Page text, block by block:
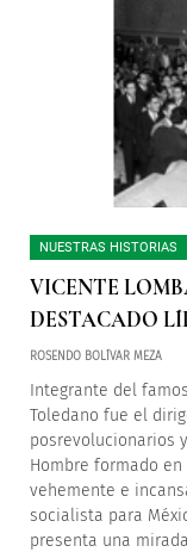
NUESTRAS HISTORIAS
VICENTE
DESTACADO
ROSENDO BOLÍVAR MEZA
Integrante del
Toledano fue el
posrevolucionarios
Hombre formado
vehemente e
socialista para
presenta una